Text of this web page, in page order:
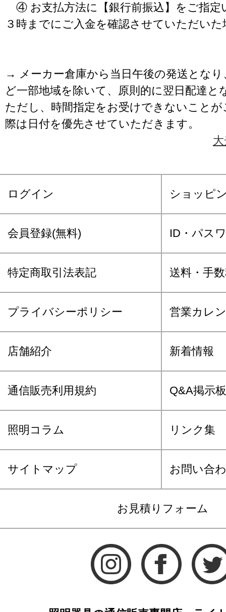
④ お支払方法に【銀行前振込】をご指定
３時までにご入金を確認させていただいた
→ メーカー倉庫から当日午後の発送となり
ど一部地域を除いて、原則的に翌日配達と
ただし、時間指定をお受けできないこと
際は日付を優先させていただきます。
ログイン ショッピ
会員登録(無料) ID・パス
特定商取引法表記 送料・手
プライバシーポリシー 営業カレ
店舗紹介 新着情報
通信販売利用規約 Q&A掲示板
照明コラム リンク集
サイトマップ お問い合
お見積りフォーム